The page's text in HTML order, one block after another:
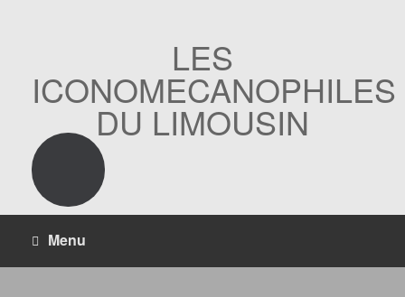
LES
ICONOMECANOPHILES
DU LIMOUSIN
Menu